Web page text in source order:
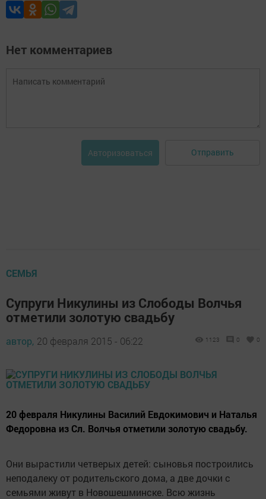
Нет комментариев
Авторизоваться Отправить
СЕМЬЯ
Супруги Никулины из Слободы Волчья
отметили золотую свадьбу
автор, 20 февраля 2015 - 06:22 1123 0 0
20 февраля Никулины Василий Евдокимович и Наталья
Федоровна из Сл. Волчья отметили золотую свадьбу.
Они вырастили четверых детей: сыновья построились
неподалеку от родительского дома, а две дочки с
семьями живут в Новошешминске. Всю жизнь